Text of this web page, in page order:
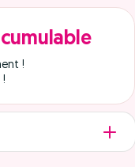
!
!